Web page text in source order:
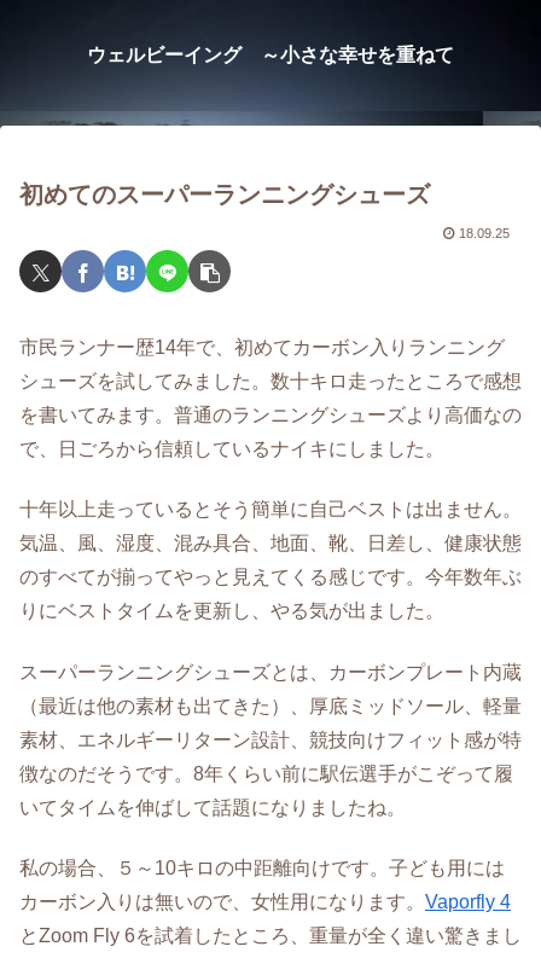
ウェルビーイング ～小さな幸せを重ねて
初めてのスーパーランニングシューズ
18.09.25
市民ランナー歴14年で、初めてカーボン入りランニング
シューズを試してみました。数十キロ走ったところで感想
を書いてみます。普通のランニングシューズより高価なの
で、日ごろから信頼しているナイキにしました。
十年以上走っているとそう簡単に自己ベストは出ません。
気温、風、湿度、混み具合、地面、靴、日差し、健康状態
のすべてが揃ってやっと見えてくる感じです。今年数年ぶ
りにベストタイムを更新し、やる気が出ました。
スーパーランニングシューズとは、カーボンプレート内蔵
（最近は他の素材も出てきた）、厚底ミッドソール、軽量
素材、エネルギーリターン設計、競技向けフィット感が特
徴なのだそうです。8年くらい前に駅伝選手がこぞって履
いてタイムを伸ばして話題になりましたね。
私の場合、５～10キロの中距離向けです。子ども用には
カーボン入りは無いので、女性用になります。 Vaporfly 4
とZoom Fly 6を試着したところ、重量が全く違い驚きまし